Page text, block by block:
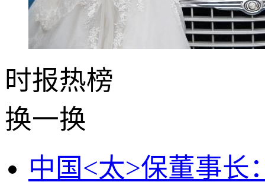
时报热榜
换一换
中国<太>保董事长